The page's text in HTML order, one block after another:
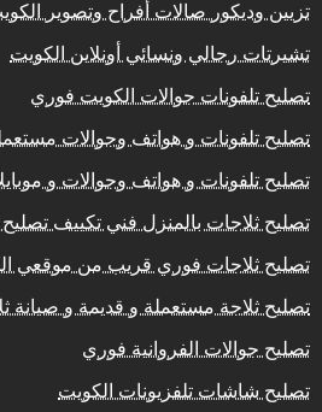
تزيين وديكور صالات أفراح وتصوير
تشيرتات رجالي ونسائي أونلاين الكويت
تصليح تلفونات جوالات الكويت فوري
تصليح تلفونات و هواتف وجوالات
تصليح تلفونات و هواتف وجوالات و
تصليح ثلاجات بالمنزل فني تكييف
تصليح ثلاجات فوري قريب من موقعي
تصليح ثلاجة مستعملة و قديمة و صيانة
تصليح جوالات الفروانية فوري
تصليح شاشات تلفزيونات الكويت